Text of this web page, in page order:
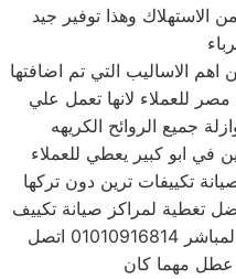
بتوفر حوالي 40% من الاستهلاك وهذا توفير جيد
اهم الاساليب التي تم اضافتها
للعملاء لانها تعمل علي
في ابو كبير يعطي للعملاء
تكييفات ترين دون تركها
تغطية لمراكز صيانة تكييف
ترين بابو كبير الخط الساخن المباشر 01010916814 اتصل
مهما كان